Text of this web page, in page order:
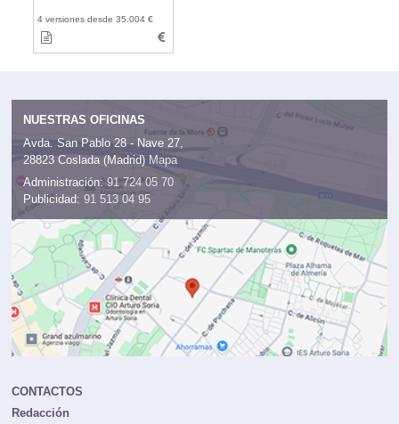
4 versiones desde 35.004 €
NUESTRAS OFICINAS
Avda. San Pablo 28 - Nave 27,
28823 Coslada (Madrid) Mapa
Administración: 91 724 05 70
Publicidad: 91 513 04 95
CONTACTOS
Redacción